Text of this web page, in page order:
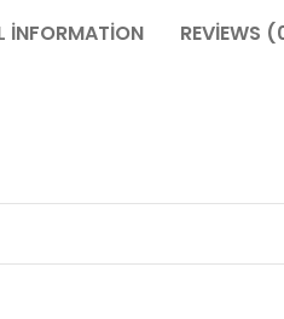
INFORMATION REVIEWS